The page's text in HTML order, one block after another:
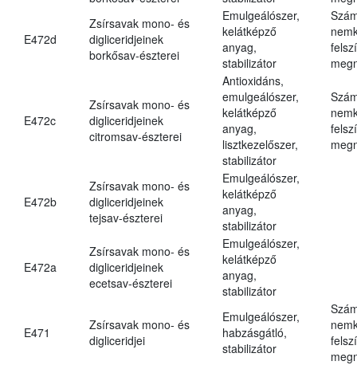
E472d
Zsírsavak mono- és
digliceridjeinek
borkősav-észterei
Emulgeálószer,
kelátképző
anyag,
stabilizátor
E472c
Zsírsavak mono- és
digliceridjeinek
citromsav-észterei
Antioxidáns,
emulgeálószer,
kelátképző
anyag,
lisztkezelőszer,
stabilizátor
E472b
Zsírsavak mono- és
digliceridjeinek
tejsav-észterei
Emulgeálószer,
kelátképző
anyag,
stabilizátor
E472a
Zsírsavak mono- és
digliceridjeinek
ecetsav-észterei
Emulgeálószer,
kelátképző
anyag,
stabilizátor
E471
Zsírsavak mono- és
digliceridjei
Emulgeálószer,
habzásgátló,
stabilizátor